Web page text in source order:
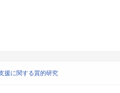
援に関する質的研究